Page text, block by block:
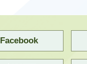
Facebook